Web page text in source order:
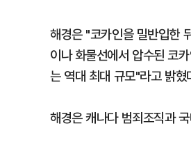
해경은 "코카인을 밀반입한
이나 화물선에서 압수된 코
는 역대 최대 규모"라고 밝혔
해경은 캐나다 범죄조직과